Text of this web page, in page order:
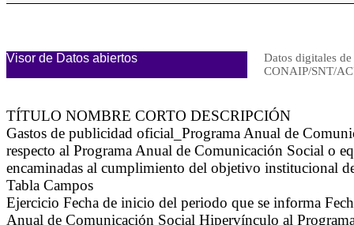
Visor de Datos abiertos
Datos digitales
CONAIP/SNT/
TÍTULO NOMBRE CORTO DESCRIPCIÓN
Gastos de publicidad oficial_Programa Anual de
respecto al Programa Anual de Comunicación Social o
encaminadas al cumplimiento del objetivo institucional
Tabla Campos
Ejercicio Fecha de inicio del periodo que se informa
Anual de Comunicación Social Hipervínculo al